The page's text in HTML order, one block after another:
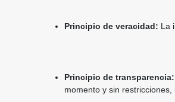
Principio de veracidad: La
Principio de transparencia:
momento y sin